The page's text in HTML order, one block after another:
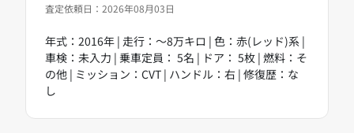
査定依頼日：2026年08月03日
年式：2016年 | 走行：～8万キロ | 色：赤(レッド)系 |
車検：未入力 | 乗車定員： 5名 | ドア： 5枚 | 燃料：そ
の他 | ミッション：CVT | ハンドル：右 | 修復歴：な
し